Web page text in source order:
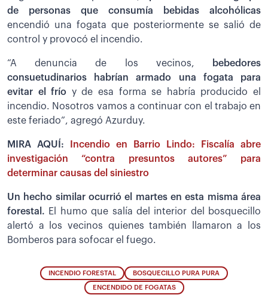
de personas que consumía bebidas alcohólicas
encendió una fogata que posteriormente se salió de
control y provocó el incendio.
“A denuncia de los vecinos,
bebedores
consuetudinarios habrían armado una fogata para
evitar el frío y de esa forma se habría producido el
incendio. Nosotros vamos a continuar con el trabajo en
este feriado”, agregó Azurduy.
MIRA AQUÍ:
Incendio en Barrio Lindo: Fiscalía abre
investigación “contra presuntos autores” para
determinar causas del siniestro
Un hecho similar ocurrió el martes en esta misma área
forestal. El humo que salía del interior del bosquecillo
alertó a los vecinos quienes también llamaron a los
Bomberos para sofocar el fuego.
INCENDIO FORESTAL BOSQUECILLO PURA PURA
ENCENDIDO DE FOGATAS